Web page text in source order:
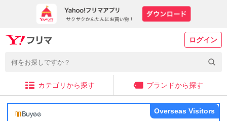
ログイン
カテゴリから探す ブランドから探す
Overseas Visitors